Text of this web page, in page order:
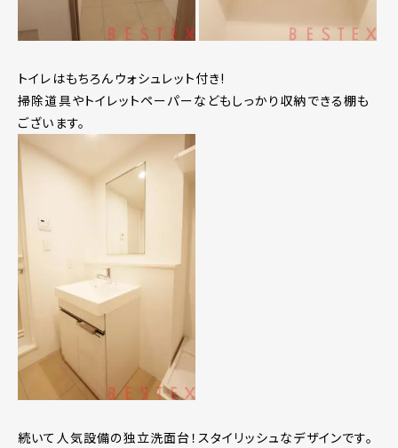
トイレはもちろんウォシュレット付き!
掃除道具やトイレットペーパーなどもしっかり収納できる棚も
ございます。
続いて人気設備の独立洗面台！スタイリッシュなデザインです。